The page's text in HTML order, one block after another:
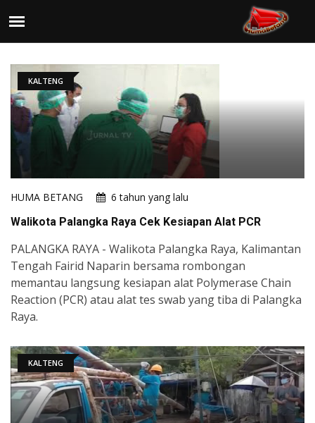
KALTENG
HUMA BETANG
6 tahun yang lalu
Walikota Palangka Raya Cek Kesiapan Alat PCR
PALANGKA RAYA - Walikota Palangka Raya, Kalimantan
Tengah Fairid Naparin bersama rombongan
memantau langsung kesiapan alat Polymerase Chain
Reaction (PCR) atau alat tes swab yang tiba di Palangka
Raya.
KALTENG